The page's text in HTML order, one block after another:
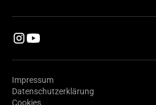
Impressum
Datenschutzerklärung
Cookies